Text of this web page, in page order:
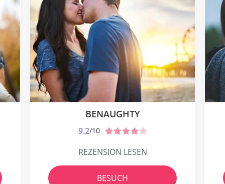
BENAUGHTY
9.2/10
REZENSION LESEN
BESUCH